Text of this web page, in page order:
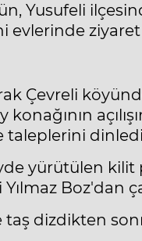
Yusufeli
evlerinde
Çevreli
taleplerini
yürütülen kilit
Boz'dan
dizdikten